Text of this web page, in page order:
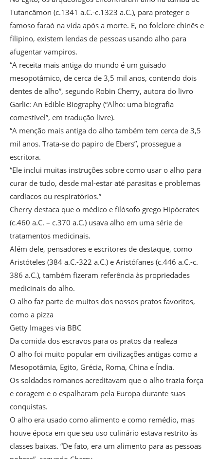
Tutancâmon (c.1341 a.C.-c.1323 a.C.), para proteger o
famoso faraó na vida após a morte. E, no folclore chinês e
filipino, existem lendas de pessoas usando alho para
afugentar vampiros.
“A receita mais antiga do mundo é um guisado
mesopotâmico, de cerca de 3,5 mil anos, contendo dois
dentes de alho”, segundo Robin Cherry, autora do livro
Garlic: An Edible Biography (“Alho: uma biografia
comestível”, em tradução livre).
“A menção mais antiga do alho também tem cerca de 3,5
mil anos. Trata-se do papiro de Ebers”, prossegue a
escritora.
“Ele inclui muitas instruções sobre como usar o alho para
curar de tudo, desde mal-estar até parasitas e problemas
cardíacos ou respiratórios.”
Cherry destaca que o médico e filósofo grego Hipócrates
(c.460 a.C. – c.370 a.C.) usava alho em uma série de
tratamentos medicinais.
Além dele, pensadores e escritores de destaque, como
Aristóteles (384 a.C.-322 a.C.) e Aristófanes (c.446 a.C.-c.
386 a.C.), também fizeram referência às propriedades
medicinais do alho.
O alho faz parte de muitos dos nossos pratos favoritos,
como a pizza
Getty Images via BBC
Da comida dos escravos para os pratos da realeza
O alho foi muito popular em civilizações antigas como a
Mesopotâmia, Egito, Grécia, Roma, China e Índia.
Os soldados romanos acreditavam que o alho trazia força
e coragem e o espalharam pela Europa durante suas
conquistas.
O alho era usado como alimento e como remédio, mas
houve época em que seu uso culinário estava restrito às
classes baixas. “De fato, era um alimento para as pessoas